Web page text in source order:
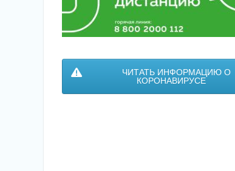
ЧИТАТЬ ИНФОРМАЦИЮ О
КОРОНАВИРУСЕ